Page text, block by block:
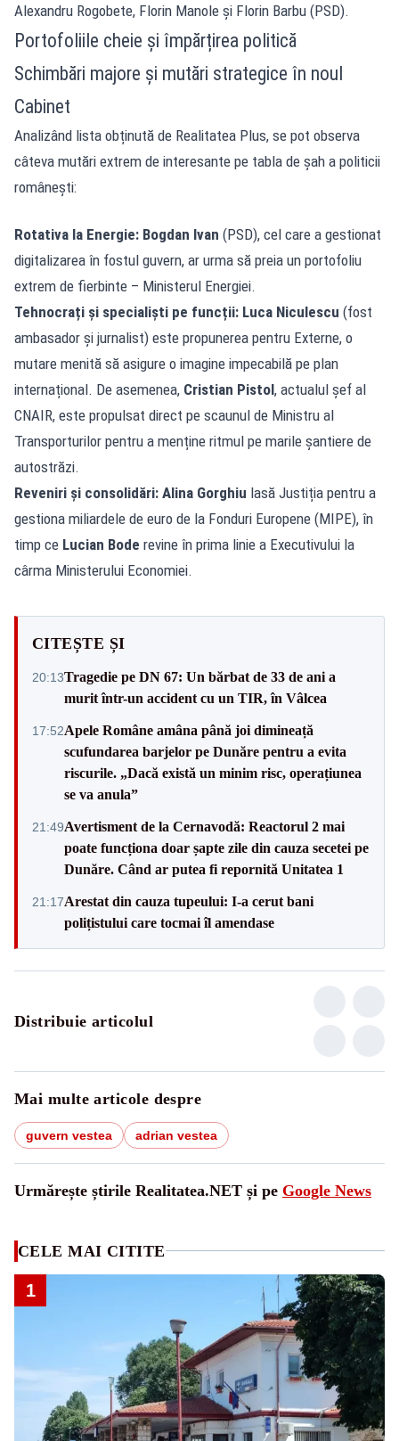
Alexandru Rogobete, Florin Manole și Florin Barbu (PSD).
Portofoliile cheie și împărțirea politică
Schimbări majore și mutări strategice în noul
Cabinet
Analizând lista obținută de Realitatea Plus, se pot observa
câteva mutări extrem de interesante pe tabla de șah a politicii
românești:
Rotativa la Energie: Bogdan Ivan (PSD), cel care a gestionat
digitalizarea în fostul guvern, ar urma să preia un portofoliu
extrem de fierbinte – Ministerul Energiei.
Tehnocrați și specialiști pe funcții: Luca Niculescu (fost
ambasador și jurnalist) este propunerea pentru Externe, o
mutare menită să asigure o imagine impecabilă pe plan
internațional. De asemenea, Cristian Pistol, actualul șef al
CNAIR, este propulsat direct pe scaunul de Ministru al
Transporturilor pentru a menține ritmul pe marile șantiere de
autostrăzi.
Reveniri și consolidări: Alina Gorghiu lasă Justiția pentru a
gestiona miliardele de euro de la Fonduri Europene (MIPE), în
timp ce Lucian Bode revine în prima linie a Executivului la
cârma Ministerului Economiei.
CITEȘTE ȘI
20:13Tragedie pe DN 67: Un bărbat de 33 de ani a
murit într-un accident cu un TIR, în Vâlcea
17:52Apele Române amâna până joi dimineață
scufundarea barjelor pe Dunăre pentru a evita
riscurile. „Dacă există un minim risc, operațiunea
se va anula”
21:49Avertisment de la Cernavodă: Reactorul 2 mai
poate funcționa doar șapte zile din cauza secetei pe
Dunăre. Când ar putea fi repornită Unitatea 1
21:17Arestat din cauza tupeului: I-a cerut bani
polițistului care tocmai îl amendase
Distribuie articolul
Mai multe articole despre
guvern vestea adrian vestea
Urmărește știrile Realitatea.NET și pe Google News
CELE MAI CITITE
1